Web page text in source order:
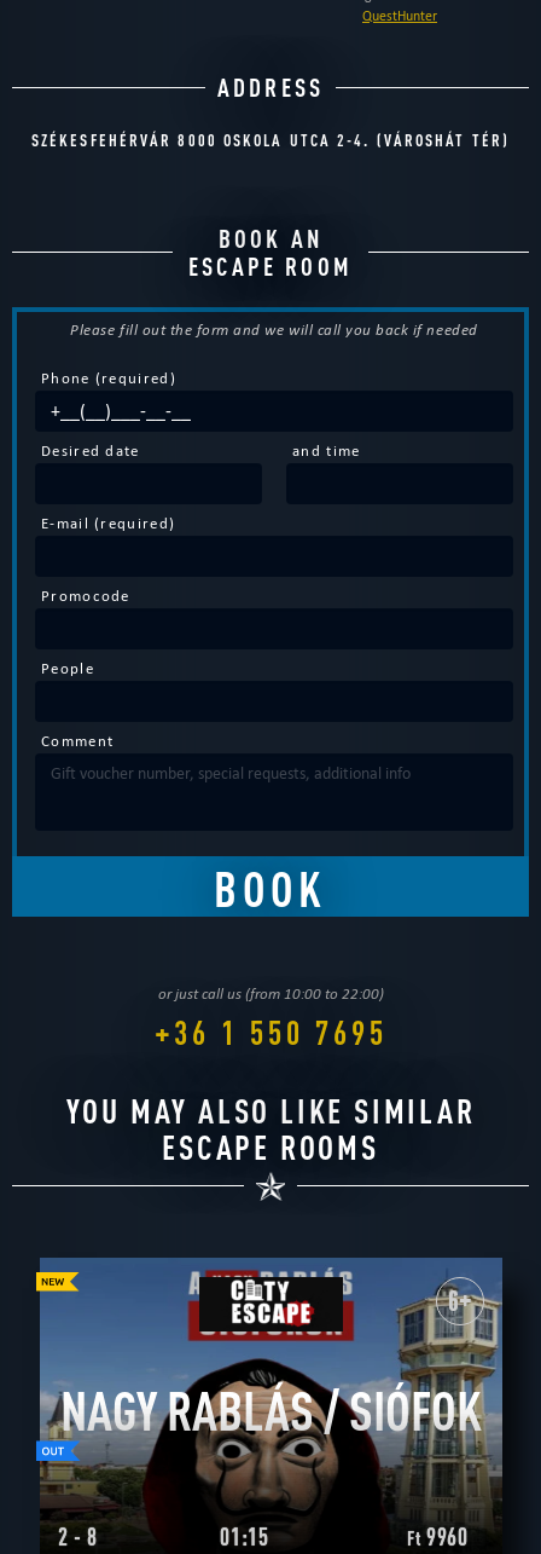
QuestHunter
ADDRESS
SZÉKESFEHÉRVÁR 8000 OSKOLA UTCA 2-4. (VÁROSHÁT TÉR)
BOOK AN
ESCAPE ROOM
Please fill out the form and we will call you back if needed
Phone (required)
Desired date and time
E-mail (required)
Promocode
People
Comment
or just call us (from 10:00 to 22:00)
+36 1 550 7695
YOU MAY ALSO LIKE SIMILAR
ESCAPE ROOMS
6+
NAGY RABLÁS / SIÓFOK
2 - 8 01:15 Ft9960